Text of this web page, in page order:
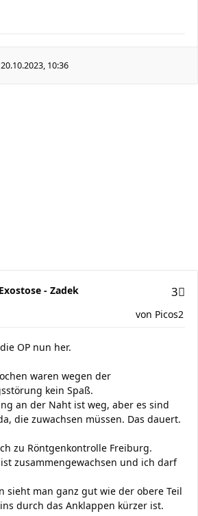
20.10.2023, 10:36
- Zadek
3
von Picos2
OP nun her.
waren wegen der
kein Spaß.
an der Naht ist weg, aber es sind
die zuwachsen müssen. Das dauert.
zu Röntgenkontrolle Freiburg.
zusammengewachsen und ich darf
sieht man ganz gut wie der obere Teil
durch das Anklappen kürzer ist.